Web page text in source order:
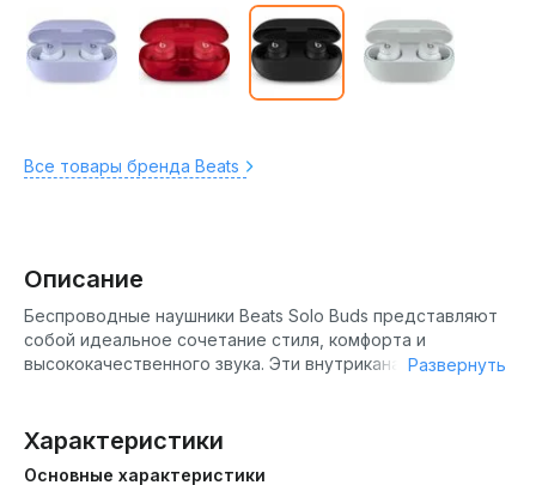
Все товары бренда Beats
Описание
Беспроводные наушники Beats Solo Buds представляют
собой идеальное сочетание стиля, комфорта и
высококачественного звука. Эти внутриканальные
музыкой и звонками без проводов. Они совместимы как с
устройствами Apple, так и с Android, что делает их
Развернуть
Характеристики
Основные характеристики